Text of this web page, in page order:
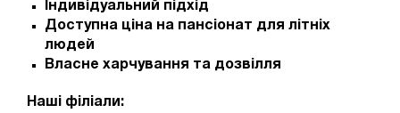
Індивідуальний підхід
Доступна ціна на пансіонат для літніх
людей
Власне харчування та дозвілля
Наші філіали: